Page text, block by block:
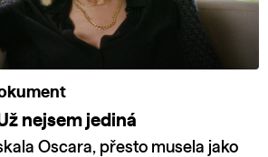
nejsem jediná
Oscara, přesto musela jako